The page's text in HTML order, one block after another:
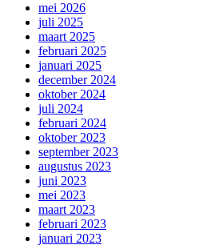
mei 2026
juli 2025
maart 2025
februari 2025
januari 2025
december 2024
oktober 2024
juli 2024
februari 2024
oktober 2023
september 2023
augustus 2023
juni 2023
mei 2023
maart 2023
februari 2023
januari 2023